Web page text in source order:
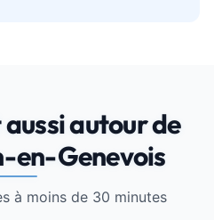
autour de
en-Genevois
à moins de 30 minutes